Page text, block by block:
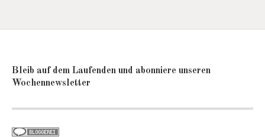
Bleib auf dem Laufenden und abonniere unseren
Wochennewsletter